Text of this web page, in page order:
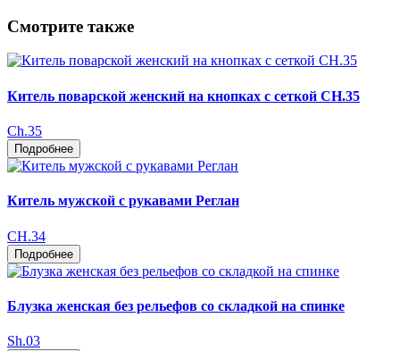
Смотрите также
Китель поварской женский на кнопках с сеткой CH.35
Ch.35
Подробнее
Китель мужской с рукавами Реглан
CH.34
Подробнее
Блузка женская без рельефов со складкой на спинке
Sh.03